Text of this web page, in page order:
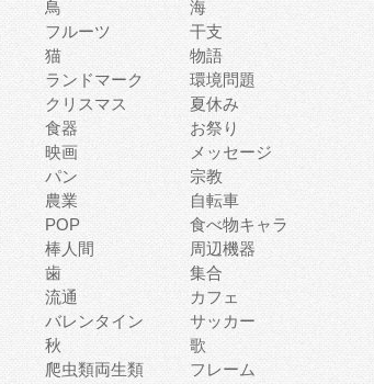
鳥
海
フルーツ
干支
猫
物語
ランドマーク
環境問題
クリスマス
夏休み
食器
お祭り
映画
メッセージ
パン
宗教
農業
自転車
POP
食べ物キャラ
棒人間
周辺機器
歯
集合
流通
カフェ
バレンタイン
サッカー
秋
歌
爬虫類両生類 フレーム